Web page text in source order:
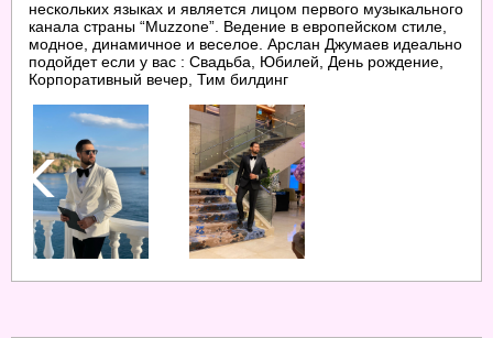
нескольких языках и является лицом первого музыкального
канала страны “Muzzone”. Ведение в европейском стиле,
модное, динамичное и веселое. Арслан Джумаев идеально
подойдет если у вас : Свадьба, Юбилей, День рождение,
Корпоративный вечер, Тим билдинг